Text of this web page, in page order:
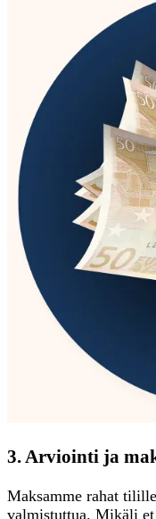
3. Arviointi ja
Maksamme rahat
valmistuttua. Mikäli